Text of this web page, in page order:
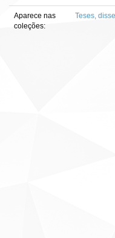
Aparece nas
coleções:
Teses,